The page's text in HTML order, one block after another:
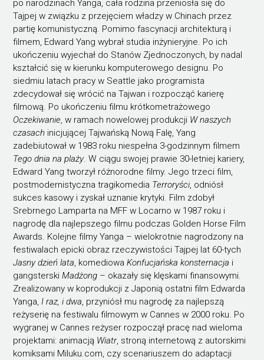
po narodzinach Yanga, cała rodzina przeniosła się do
Tajpej w związku z przejęciem władzy w Chinach przez
partię komunistyczną. Pomimo fascynacji architekturą i
filmem, Edward Yang wybrał studia inżynieryjne. Po ich
ukończeniu wyjechał do Stanów Zjednoczonych, by nadal
kształcić się w kierunku komputerowego designu. Po
siedmiu latach pracy w Seattle jako programista
zdecydował się wrócić na Tajwan i rozpocząć karierę
filmową. Po ukończeniu filmu krótkometrażowego
Oczekiwanie, w ramach nowelowej produkcji W naszych
czasach inicjującej Tajwańską Nową Falę, Yang
zadebiutował w 1983 roku niespełna 3-godzinnym filmem
Tego dnia na plaży. W ciągu swojej prawie 30-letniej kariery,
Edward Yang tworzył różnorodne filmy. Jego trzeci film,
postmodernistyczna tragikomedia Terroryści, odniósł
sukces kasowy i zyskał uznanie krytyki. Film zdobył
Srebrnego Lamparta na MFF w Locarno w 1987 roku i
nagrodę dla najlepszego filmu podczas Golden Horse Film
Awards. Kolejne filmy Yanga – wielokrotnie nagrodzony na
festiwalach epicki obraz rzeczywistości Tajpej lat 60-tych
Jasny dzień lata, komediowaKonfucjańska konsternacja i
gangsterskiMadżong – okazały się klęskami finansowymi.
Zrealizowany w koprodukcji z Japonią ostatni film Edwarda
Yanga,I raz, i dwa, przyniósł mu nagrodę za najlepszą
reżyserię na festiwalu filmowym w Cannes w 2000 roku. Po
wygranej w Cannes reżyser rozpoczął pracę nad wieloma
projektami: animacją Wiatr, stroną internetową z autorskimi
komiksami Miluku.com, czy scenariuszem do adaptacji